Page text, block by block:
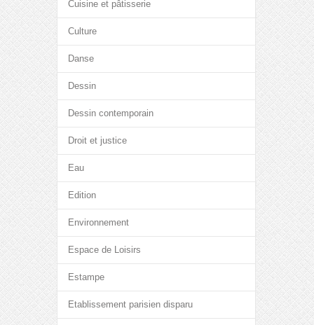
Cuisine et pâtisserie
Culture
Danse
Dessin
Dessin contemporain
Droit et justice
Eau
Edition
Environnement
Espace de Loisirs
Estampe
Etablissement parisien disparu